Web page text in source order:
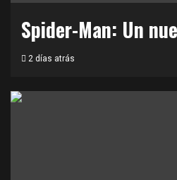
Spider-Man: Un
2 días atrás